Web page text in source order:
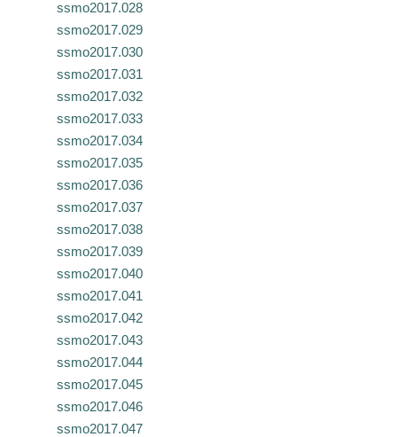
ssmo2017.028
ssmo2017.029
ssmo2017.030
ssmo2017.031
ssmo2017.032
ssmo2017.033
ssmo2017.034
ssmo2017.035
ssmo2017.036
ssmo2017.037
ssmo2017.038
ssmo2017.039
ssmo2017.040
ssmo2017.041
ssmo2017.042
ssmo2017.043
ssmo2017.044
ssmo2017.045
ssmo2017.046
ssmo2017.047